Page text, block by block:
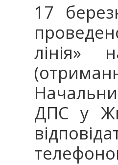
17
лінія»
ДПС у